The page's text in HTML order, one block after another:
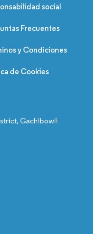
social
Frecuentes
y Condiciones
de Cookies
Gachibowli